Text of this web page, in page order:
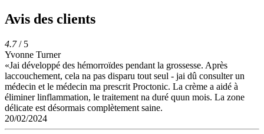
Avis des clients
4.7/ 5
Yvonne Turner
«Jai développé des hémorroïdes pendant la grossesse. Après
laccouchement, cela na pas disparu tout seul - jai dû consulter un
médecin et le médecin ma prescrit Proctonic. La crème a aidé à
éliminer linflammation, le traitement na duré quun mois. La zone
délicate est désormais complètement saine.
20/02/2024